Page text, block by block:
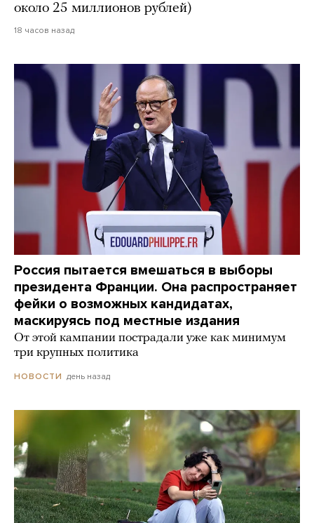
около 25 миллионов рублей)
18 часов назад
Россия пытается вмешаться в выборы
президента Франции. Она распространяет
фейки о возможных кандидатах,
маскируясь под местные издания
От этой кампании пострадали уже как минимум
три крупных политика
НОВОСТИ день назад